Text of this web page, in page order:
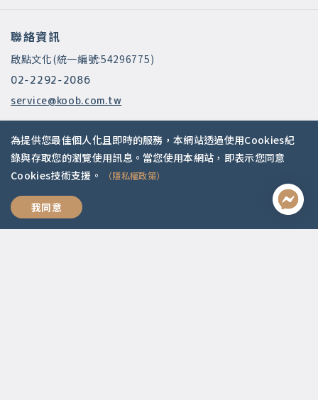
聯絡資訊
啟點文化(統一編號:54296775)
02-2292-2086
service@koob.com.tw
服務時間
週一至週五 10:00-18:00
國定假日公休
快速連結
關於我們
為提供您最佳個人化且即時的服務，本網站透過使用Cookies紀
錄與存取您的瀏覽使用訊息。當您使用本網站，即表示您同意
Cookies技術支援。
（隱私權政策）
我同意